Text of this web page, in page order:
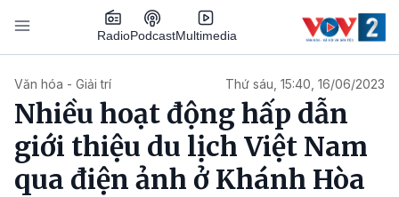
Nhảy đến nội dung
RadioPodcastMultimedia
Văn hóa - Giải trí Thứ sáu, 15:40, 16/06/2023
Nhiều hoạt động hấp dẫn
giới thiệu du lịch Việt Nam
qua điện ảnh ở Khánh Hòa